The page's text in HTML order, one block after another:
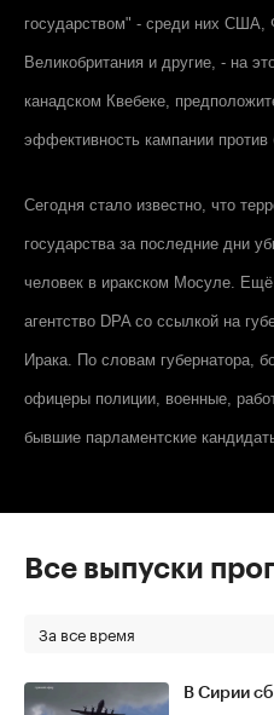
государством" - среди них США,
Великобритания и другие, - на
канадском Квебеке,
эффективность кампании против
Сегодня стало известно, что
государства за последние дни
человек в иракском Мосуле.
агентство DPA со ссылкой на
Ирака. По словам губернатора,
офицеры полиции, военные,
бывшие парламентские
Все выпуски
За все время
В Сирии